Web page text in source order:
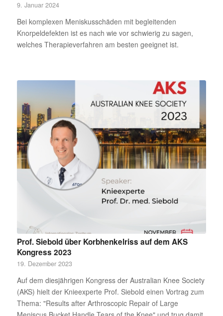
9. Januar 2024
Bei komplexen Meniskusschäden mit begleitenden
Knorpeldefekten ist es nach wie vor schwierig zu sagen,
welches Therapieverfahren am besten geeignet ist.
Prof. Siebold über Korbhenkelriss auf dem AKS
Kongress 2023
19. Dezember 2023
Auf dem diesjährigen Kongress der Australian Knee Society
(AKS) hielt der Knieexperte Prof. Siebold einen Vortrag zum
Thema: "Results after Arthroscopic Repair of Large